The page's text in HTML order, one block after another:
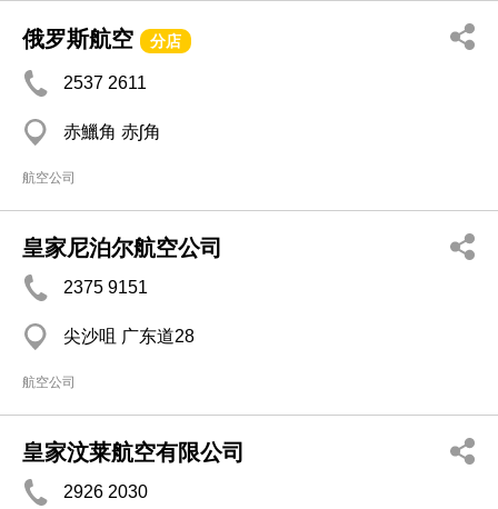
俄罗斯航空 分店
2537 2611
赤鱲角 赤ʃ角
航空公司
皇家尼泊尔航空公司
2375 9151
尖沙咀 广东道28
航空公司
皇家汶莱航空有限公司
2926 2030